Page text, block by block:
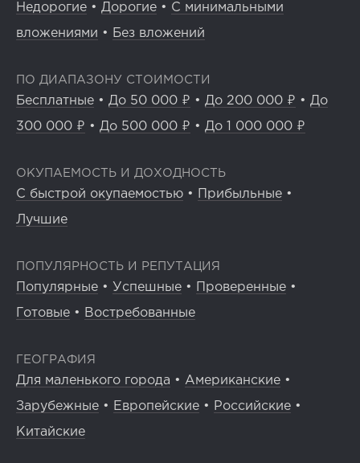
Недорогие • Дорогие • С минимальными
вложениями • Без вложений
ПО ДИАПАЗОНУ СТОИМОСТИ
Бесплатные • До 50 000 ₽ • До 200 000 ₽ • До
300 000 ₽ • До 500 000 ₽ • До 1 000 000 ₽
ОКУПАЕМОСТЬ И ДОХОДНОСТЬ
С быстрой окупаемостью • Прибыльные •
Лучшие
ПОПУЛЯРНОСТЬ И РЕПУТАЦИЯ
Популярные • Успешные • Проверенные •
Готовые • Востребованные
ГЕОГРАФИЯ
Для маленького города • Американские •
Зарубежные • Европейские • Российские •
Китайские